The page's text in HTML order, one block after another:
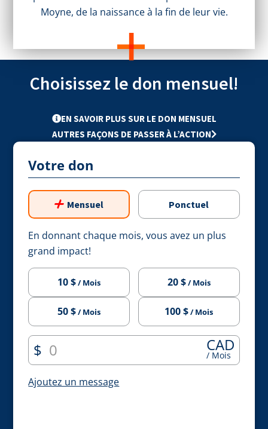
Moyne, de la naissance à la fin de leur vie.
Choisissez le don mensuel!
EN SAVOIR PLUS SUR LE DON MENSUEL
AUTRES FAÇONS DE PASSER À L’ACTION
Votre don
Mensuel Ponctuel
En donnant chaque mois, vous avez un plus
grand impact!
10 $/ Mois 20 $/ Mois
50 $/ Mois 100 $/ Mois
$ CAD
/ Mois
Ajoutez un message